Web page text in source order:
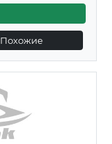
Похожие